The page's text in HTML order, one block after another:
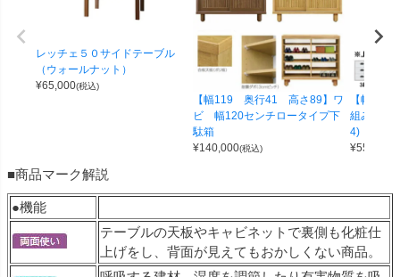
レッチェ５０サイドテーブル
（ウォールナット）
¥65,000(税込)
【幅119 奥行41 高さ89】ワ
ビ 幅120センチロータイプ下
駄箱
¥140,000(税込)
【幅100
組み合わ
4)
¥55,000
■商品マーク解説
●機能
テーブルの天板やキャビネットで裏側も化粧仕
上げをし、背面が見えてもおかしくない商品。